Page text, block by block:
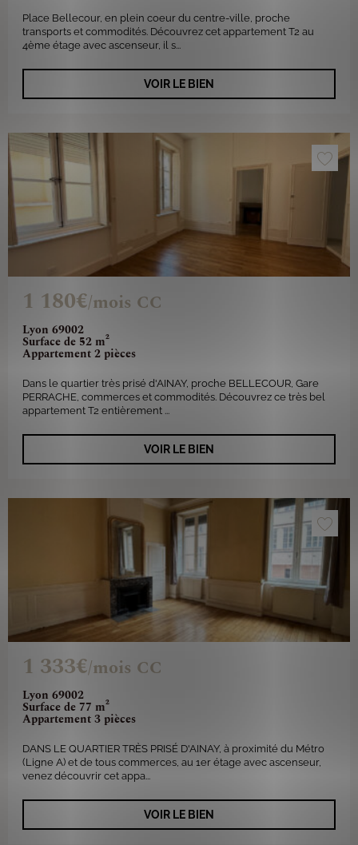
Place Bellecour, en plein coeur du centre-ville, proche
transports et commodités. Découvrez cet appartement T2 au
4ème étage avec ascenseur, il s...
VOIR LE BIEN
Lyon 69002
Surface de 52 m²
Appartement 2 pièces
1 180€/mois CC
Dans le quartier très prisé d'AINAY, proche BELLECOUR, Gare
PERRACHE, commerces et commodités. Découvrez ce très bel
appartement T2 entièrement ...
VOIR LE BIEN
Lyon 69002
Surface de 77 m²
Appartement 3 pièces
1 333€/mois CC
DANS LE QUARTIER TRÈS PRISÉ D'AINAY, à proximité du Métro
(Ligne A) et de tous commerces, au 1er étage avec ascenseur,
venez découvrir cet appa...
VOIR LE BIEN